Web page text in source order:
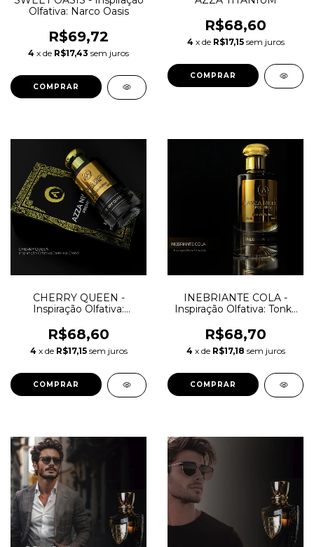
Olfativa: Narco Oasis
R$69,72
4 x de R$17,43 sem juros
COMPRAR
R$68,60
4 x de R$17,15 sem juros
COMPRAR
CHERRY QUEEN -
Inspiração Olfativa:
R$68,60
4 x de R$17,15 sem juros
COMPRAR
INEBRIANTE COLA -
Inspiração Olfativa: Tonka
R$68,70
4 x de R$17,18 sem juros
COMPRAR